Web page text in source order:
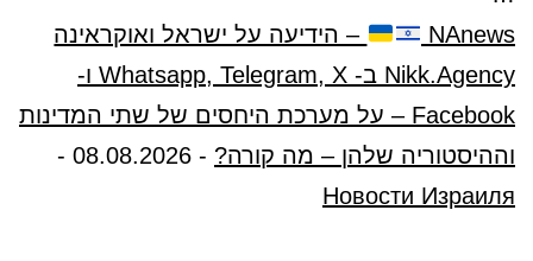
NAnews
– הידיעה על ישראל ואוקראינה
Nikk.Agency ב- Whatsapp, Telegram, X ו-
Facebook – על מערכת היחסים של שתי המדינות
וההיסטוריה שלהן – מה קורה? -
08.08.2026
-
Новости Израиля